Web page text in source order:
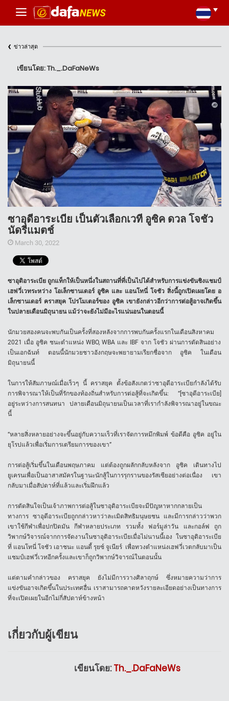
‹ ข่าวล่าสุด
เขียนโดย: Th._.DaFaNeWs
ซาอุดีอาระเบีย เป็นตัวเลือกเวที อูซิค ดวล โจชัว
นัดรีแมตช์
March 30, 2022
ซาอุดิอาระเบีย ถูกแท็กให้เป็นหนึ่งในสถานที่ที่เป็นไปได้สำหรับการแข่งขันชิงแชมป์
เฮฟวี่เวทระหว่าง โอเล็กซานเดอร์ อูซิค และ แอนโทนี่ โจชัว สิ่งนี้ถูกเปิดเผยโดย อ
เล็กซานเดอร์ คราสยุค โปรโมเตอร์ของ อูซิค เขายังกล่าวอีกว่าการต่อสู้อาจเกิดขึ้น
ในปลายเดือนมิถุนายน แม้ว่าจะยังไม่มีอะไรแน่นอนในตอนนี้
นักมวยสองคนจะพบกันเป็นครั้งที่สองหลังจากการพบกันครั้งแรกในเดือนสิงหาคม
2021 เมื่อ อูซิค ชนะตำแหน่ง WBO, WBA และ IBF จาก โจชัว ผ่านการตัดสินอย่าง
เป็นเอกฉันท์
ตอนนี้นักมวยชาวอังกฤษจะพยายามเรียกชื่อจาก อูซิค
ในเดือน
มิถุนายนนี้
ในการให้สัมภาษณ์เมื่อเร็วๆ นี้ คราสยุค
ตั้งข้อสังเกตว่าซาอุดีอาระเบียกำลังได้รับ
การพิจารณาให้เป็นที่รักของท้องถิ่นสำหรับการต่อสู้ที่จะเกิดขึ้น: “[ ซาอุดีอาระเบีย
อยู่ระหว่างการสนทนา
ปลายเดือนมิถุนายนเป็นเวลาที่เรากำลังพิจารณาอยู่ในขณะ
นี้
“หลายสิ่งหลายอย่างจะขึ้นอยู่กับความเร็วที่เราจัดการหมึกพิมพ์ ข้อดีคือ อูซิค อยู่ใน
ยุโรปแล้วเพื่อเริ่มการเตรียมการของเขา”
การต่อสู้เริ่มขึ้นในเดือนพฤษภาคม แต่ต้องถูกผลักกลับหลังจาก อูซิค
เดินทางไป
ยูเครนเพื่อเป็นอาสาสมัครในฐานะนักสู้ในการรุกรานของรัสเซียอย่างต่อเนื่อง
เขา
กลับมาเมื่อสัปดาห์ที่แล้วและเริ่มฝึกแล้ว
การตัดสินใจเป็นเจ้าภาพการต่อสู้ในซาอุดิอาระเบียจะมีปัญหาหากกลายเป็น
ทางการ ซาอุดีอาระเบียถูกกล่าวหาว่าละเมิดสิทธิมนุษยชน
และมีการกล่าวว่าพวก
เขาใช้กีฬาเพื่อปกปิดมัน
กีฬาหลายประเภท รวมทั้ง ฟอร์มูล่าวัน และกอล์ฟ
ถูก
วิพากษ์วิจารณ์จากการจัดงานในซาอุดิอาระเบียเมื่อไม่นานนี้เอง ในซาอุดิอาระเบีย
ที่ แอนโทนี่ โจชัว เอาชนะ แอนดี้ รุยซ์ จูเนียร์ เพื่อทวงตำแหน่งเฮฟวี่เวตกลับมาเป็น
แชมป์เฮฟวี่เวทอีกครั้งและเขาก็ถูกวิพากษ์วิจารณ์ในตอนนั้น
แต่ตามคำกล่าวของ คราสยุค ยังไม่มีการวางศิลาฤกษ์
ซึ่งหมายความว่าการ
แข่งขันอาจเกิดขึ้นในประเทศอื่น เราสามารถคาดหวังรายละเอียดอย่างเป็นทางการ
ที่จะเปิดเผยในอีกไม่กี่สัปดาห์ข้างหน้า
เกี่ยวกับผู้เขียน
เขียนโดย:Th._.DaFaNeWs